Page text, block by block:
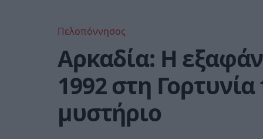
Πελοπόννησος
Αρκαδία: Η
1992 στη
μυστήριο